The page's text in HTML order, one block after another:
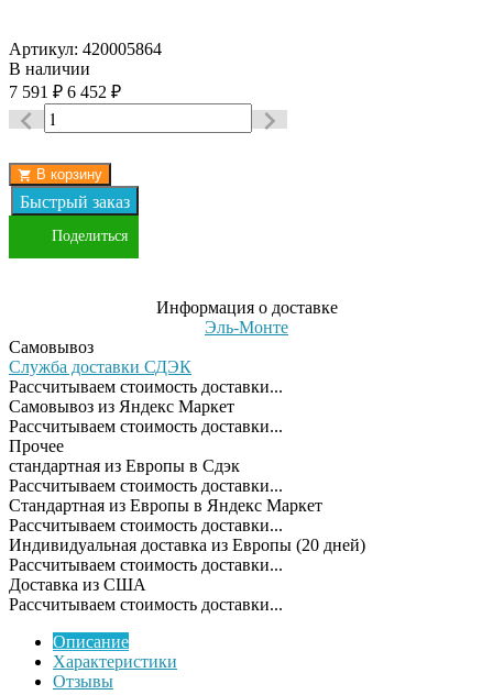
Артикул: 420005864
В наличии
7 591 ₽ 6 452 ₽
В корзину
Поделиться
Информация о доставке
Эль-Монте
Самовывоз
Служба доставки СДЭК
Рассчитываем стоимость доставки...
Самовывоз из Яндекс Маркет
Рассчитываем стоимость доставки...
Прочее
cтандартная из Европы в Сдэк
Рассчитываем стоимость доставки...
Стандартная из Европы в Яндекс Маркет
Рассчитываем стоимость доставки...
Индивидуальная доставка из Европы (20 дней)
Рассчитываем стоимость доставки...
Доставка из США
Рассчитываем стоимость доставки...
Описание
Характеристики
Отзывы